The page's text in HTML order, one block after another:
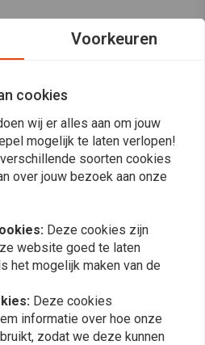
blijven?
Voorkeuren
cookies
wij er alles aan om jouw
mogelijk te laten verlopen!
soorten cookies
over jouw bezoek aan onze
Deze cookies zijn
website goed te laten
het mogelijk maken van de
Deze cookies
informatie over hoe onze
zodat we deze kunnen